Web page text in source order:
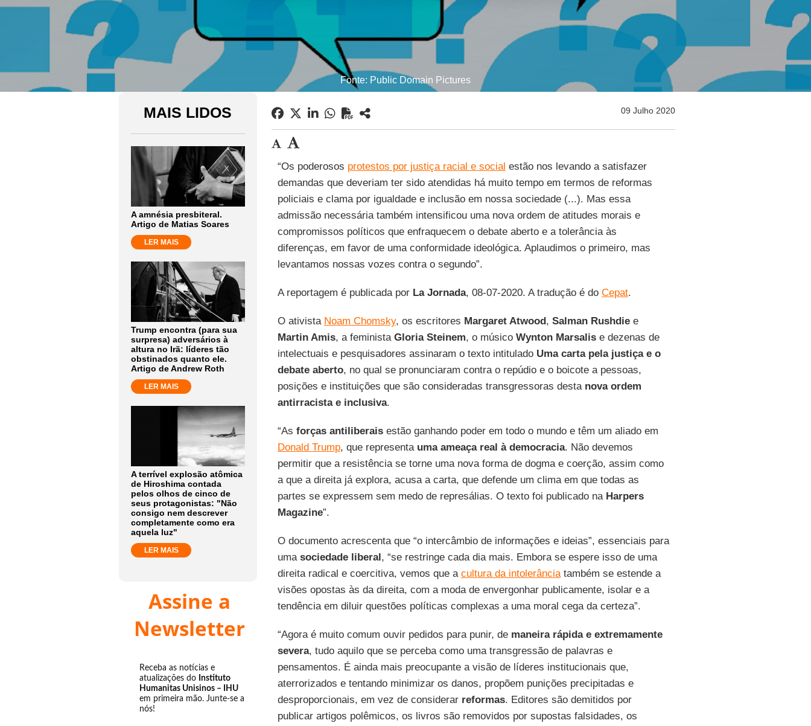
Fonte: Public Domain Pictures
MAIS LIDOS
A amnésia presbiteral.
Artigo de Matias Soares
LER MAIS
Trump encontra (para sua
surpresa) adversários à
altura no Irã: líderes tão
obstinados quanto ele.
Artigo de Andrew Roth
LER MAIS
A terrível explosão atômica
de Hiroshima contada
pelos olhos de cinco de
seus protagonistas: "Não
consigo nem descrever
completamente como era
aquela luz"
LER MAIS
Assine a
Newsletter
Receba as notícias e
atualizações do Instituto
Humanitas Unisinos – IHU
em primeira mão. Junte-se a
nós!
09 Julho 2020
“Os poderosos protestos por justiça racial e social estão nos levando a satisfazer
demandas que deveriam ter sido atendidas há muito tempo em termos de reformas
policiais e clama por igualdade e inclusão em nossa sociedade (...). Mas essa
admissão necessária também intensificou uma nova ordem de atitudes morais e
compromissos políticos que enfraquecem o debate aberto e a tolerância às
diferenças, em favor de uma conformidade ideológica. Aplaudimos o primeiro, mas
levantamos nossas vozes contra o segundo”.
A reportagem é publicada por La Jornada, 08-07-2020. A tradução é do Cepat.
O ativista Noam Chomsky, os escritores Margaret Atwood, Salman Rushdiee
Martin Amis, a feminista Gloria Steinem, o músico Wynton Marsalise dezenas de
intelectuais e pesquisadores assinaram o texto intitulado Uma carta pela justiça e o
debate aberto, no qual se pronunciaram contra o repúdio e o boicote a pessoas,
posições e instituições que são consideradas transgressoras desta nova ordem
antirracista e inclusiva.
“As forças antiliberaisestão ganhando poder em todo o mundo e têm um aliado em
Donald Trump, que representa uma ameaça real à democracia. Não devemos
permitir que a resistência se torne uma nova forma de dogma e coerção, assim como
a que a direita já explora, acusa a carta, que defende um clima em que todas as
partes se expressem sem medo de represálias. O texto foi publicado na Harpers
Magazine”.
O documento acrescenta que “o intercâmbio de informações e ideias”, essenciais para
uma sociedade liberal, “se restringe cada dia mais. Embora se espere isso de uma
direita radical e coercitiva, vemos que a cultura da intolerânciatambém se estende a
visões opostas às da direita, com a moda de envergonhar publicamente, isolar e a
tendência em diluir questões políticas complexas a uma moral cega da certeza”.
“Agora é muito comum ouvir pedidos para punir, de maneira rápida e extremamente
severa, tudo aquilo que se perceba como uma transgressão de palavras e
pensamentos. É ainda mais preocupante a visão de líderes institucionais que,
aterrorizados e tentando minimizar os danos, propõem punições precipitadas e
desproporcionais, em vez de considerar reformas. Editores são demitidos por
publicar artigos polêmicos, os livros são removidos por supostas falsidades, os